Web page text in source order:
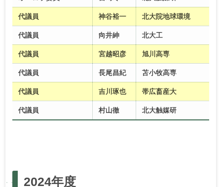
代議員 神谷裕一 北大院地球環境
代議員 向井紳 北大工
代議員 宮越昭彦 旭川高専
代議員 長尾昌紀 苫小牧高専
代議員 吉川琢也 帯広畜産大
代議員 村山徹 北大触媒研
2021年度 2020年度
2024年度